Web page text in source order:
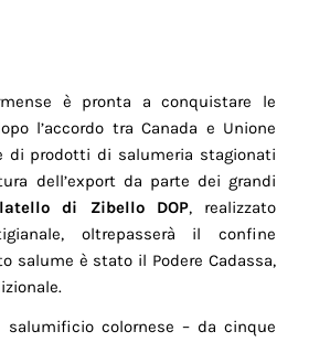
è pronta a conquistare le
l’accordo tra Canada e Unione
di prodotti di salumeria stagionati
dell’export da parte dei grandi
di Zibello DOP, realizzato
oltrepasserà il confine
salume è stato il Podere Cadassa,
salumificio colornese – da cinque